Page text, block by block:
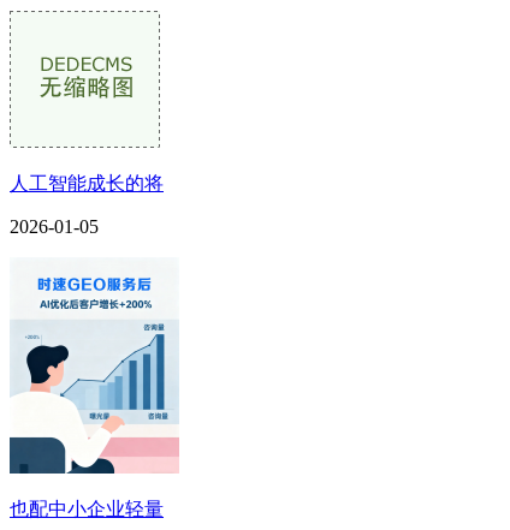
人工智能成长的将
2026-01-05
也配中小企业轻量